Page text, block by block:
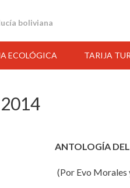
boliviana
ECOLÓGICA TARIJA
ANTOLOGÍA
(Por Evo Morales